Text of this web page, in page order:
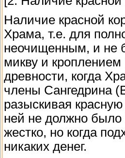
Наличие красной
Храма, т.е. для
неочищенным, и не
микву и кроплением
древности, когда
члены Сангедрина
разыскивая
ней не должно было
жестко, но когда
никаких денег.